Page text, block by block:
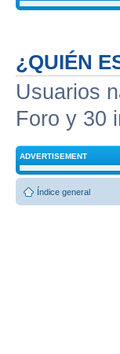
¿QUIÉN
Usuarios
Foro y 30
ADVERTISEMENT
Índice general